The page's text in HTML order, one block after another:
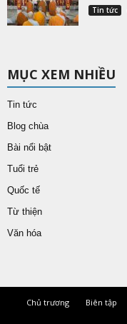
Tin tức
MỤC XEM NHIỀU
Tin tức
Blog chùa
Bài nổi bật
Tuổi trẻ
Quốc tế
Từ thiện
Văn hóa
Chủ trương Biên tập